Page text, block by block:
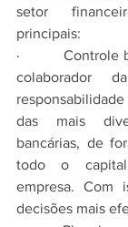
setor
principais:
·         Controle
colaborador
das mais
bancárias, de
todo o
empresa. Com
decisões mais